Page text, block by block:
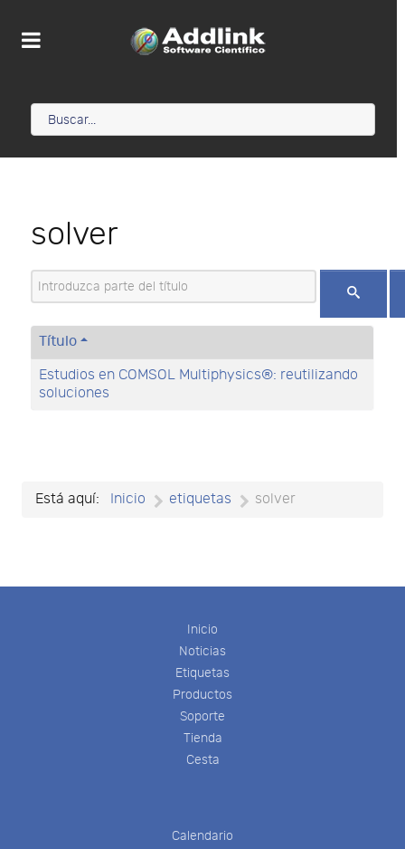
solver
Introduzca parte del título
Título
Estudios en COMSOL Multiphysics®: reutilizando
soluciones
Está aquí: Inicio etiquetas solver
Inicio
Noticias
Etiquetas
Productos
Soporte
Tienda
Cesta
Calendario